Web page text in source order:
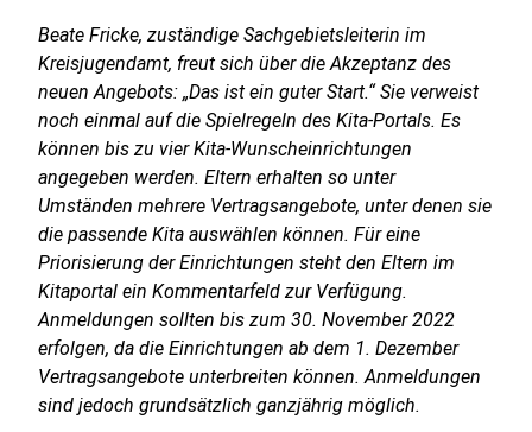
Beate Fricke, zuständige Sachgebietsleiterin im
Kreisjugendamt, freut sich über die Akzeptanz des
neuen Angebots: „Das ist ein guter Start.“ Sie verweist
noch einmal auf die Spielregeln des Kita-Portals. Es
können bis zu vier Kita-Wunscheinrichtungen
angegeben werden. Eltern erhalten so unter
Umständen mehrere Vertragsangebote, unter denen sie
die passende Kita auswählen können. Für eine
Priorisierung der Einrichtungen steht den Eltern im
Kitaportal ein Kommentarfeld zur Verfügung.
Anmeldungen sollten bis zum 30. November 2022
erfolgen, da die Einrichtungen ab dem 1. Dezember
Vertragsangebote unterbreiten können. Anmeldungen
sind jedoch grundsätzlich ganzjährig möglich.